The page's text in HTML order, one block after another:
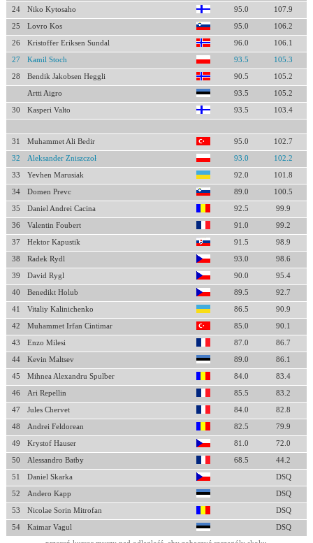
24 Niko Kytosaho 95.0 107.9
25 Lovro Kos 95.0 106.2
26 Kristoffer Eriksen Sundal 96.0 106.1
27 Kamil Stoch 93.5 105.3
28 Bendik Jakobsen Heggli 90.5 105.2
Artti Aigro 93.5 105.2
30 Kasperi Valto 93.5 103.4
31 Muhammet Ali Bedir 95.0 102.7
32 Aleksander Zniszczoł 93.0 102.2
33 Yevhen Marusiak 92.0 101.8
34 Domen Prevc 89.0 100.5
35 Daniel Andrei Cacina 92.5 99.9
36 Valentin Foubert 91.0 99.2
37 Hektor Kapustik 91.5 98.9
38 Radek Rydl 93.0 98.6
39 David Rygl 90.0 95.4
40 Benedikt Holub 89.5 92.7
41 Vitaliy Kalinichenko 86.5 90.9
42 Muhammet Irfan Cintimar 85.0 90.1
43 Enzo Milesi 87.0 86.7
44 Kevin Maltsev 89.0 86.1
45 Mihnea Alexandru Spulber 84.0 83.4
46 Ari Repellin 85.5 83.2
47 Jules Chervet 84.0 82.8
48 Andrei Feldorean 82.5 79.9
49 Krystof Hauser 81.0 72.0
50 Alessandro Batby 68.5 44.2
51 Daniel Skarka DSQ
52 Andero Kapp DSQ
53 Nicolae Sorin Mitrofan DSQ
54 Kaimar Vagul DSQ